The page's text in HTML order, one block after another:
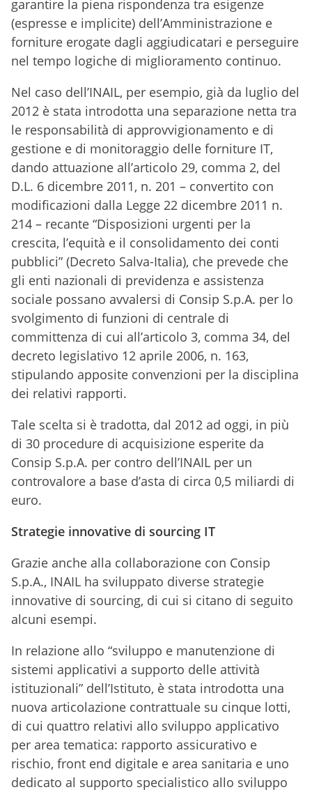
garantire la piena rispondenza tra esigenze
(espresse e implicite) dell’Amministrazione e
forniture erogate dagli aggiudicatari e perseguire
nel tempo logiche di miglioramento continuo.
Nel caso dell’INAIL, per esempio, già da luglio del
2012 è stata introdotta una separazione netta tra
le responsabilità di approvvigionamento e di
gestione e di monitoraggio delle forniture IT,
dando attuazione all’articolo 29, comma 2, del
D.L. 6 dicembre 2011, n. 201 – convertito con
modificazioni dalla Legge 22 dicembre 2011 n.
214 – recante “Disposizioni urgenti per la
crescita, l’equità e il consolidamento dei conti
pubblici” (Decreto Salva-Italia), che prevede che
gli enti nazionali di previdenza e assistenza
sociale possano avvalersi di Consip S.p.A. per lo
svolgimento di funzioni di centrale di
committenza di cui all’articolo 3, comma 34, del
decreto legislativo 12 aprile 2006, n. 163,
stipulando apposite convenzioni per la disciplina
dei relativi rapporti.
Tale scelta si è tradotta, dal 2012 ad oggi, in più
di 30 procedure di acquisizione esperite da
Consip S.p.A. per contro dell’INAIL per un
controvalore a base d’asta di circa 0,5 miliardi di
euro.
Strategie innovative di sourcing IT
Grazie anche alla collaborazione con Consip
S.p.A., INAIL ha sviluppato diverse strategie
innovative di sourcing, di cui si citano di seguito
alcuni esempi.
In relazione allo “sviluppo e manutenzione di
sistemi applicativi a supporto delle attività
istituzionali” dell’Istituto, è stata introdotta una
nuova articolazione contrattuale su cinque lotti,
di cui quattro relativi allo sviluppo applicativo
per area tematica: rapporto assicurativo e
rischio, front end digitale e area sanitaria e uno
dedicato al supporto specialistico allo sviluppo